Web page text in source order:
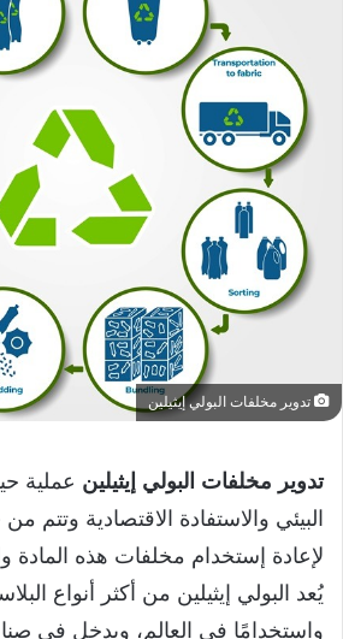
تدوير مخلفات البولي إيثيلين
تدوير مخلفات البولي إيثيلين عملية
لإعادة إستخدام مخلفات هذه المادة
يُعد البولي إيثيلين من أكثر أنواع
واستخدامًا في العالم، ويدخل في